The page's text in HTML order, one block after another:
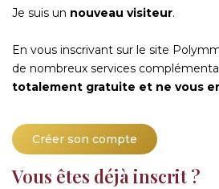
Je suis un nouveau visiteur.
En vous inscrivant sur le site
de nombreux services
totalement gratuite et ne vous
Créer son compte
Vous êtes déjà inscrit ?